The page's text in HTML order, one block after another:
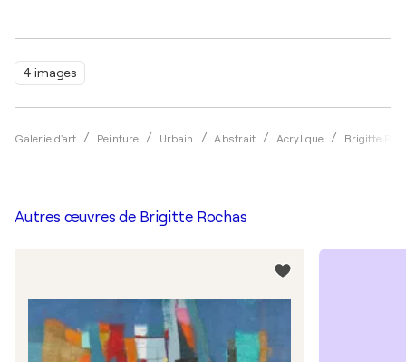
4 images
Galerie d'art Peinture Urbain Abstrait Acrylique Brigitte
Autres œuvres de Brigitte Rochas